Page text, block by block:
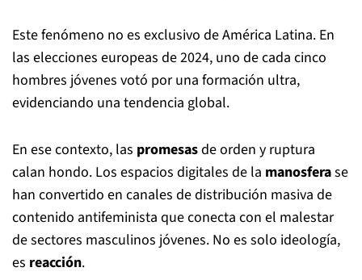
Este fenómeno no es exclusivo de América Latina. En
las elecciones europeas de 2024, uno de cada cinco
hombres jóvenes votó por una formación ultra,
evidenciando una tendencia global.
En ese contexto, las promesasde orden y ruptura
calan hondo. Los espacios digitales de la manosferase
han convertido en canales de distribución masiva de
contenido antifeminista que conecta con el malestar
de sectores masculinos jóvenes. No es solo ideología,
es reacción.